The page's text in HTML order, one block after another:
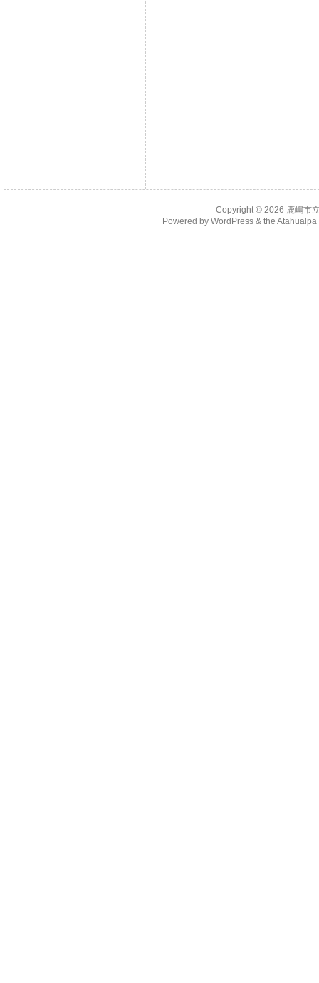
Copyright © 2026 鹿嶋市
Powered by WordPress& the Atahualpa